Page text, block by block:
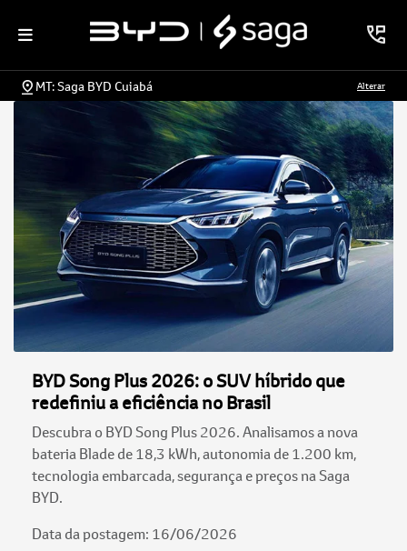
MT: Saga BYD Cuiabá Alterar
BYD Song Plus 2026: o SUV híbrido que
redefiniu a eficiência no Brasil
Descubra o BYD Song Plus 2026. Analisamos a nova
bateria Blade de 18,3 kWh, autonomia de 1.200 km,
tecnologia embarcada, segurança e preços na Saga
BYD.
Data da postagem: 16/06/2026